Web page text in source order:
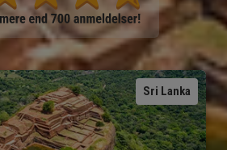
Sri Lanka